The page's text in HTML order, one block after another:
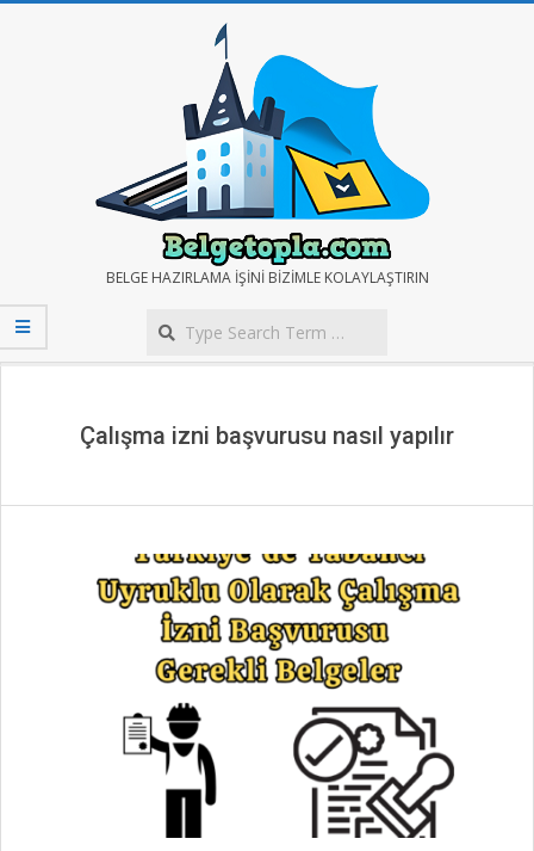
BELGE
TOPLA
BELGE HAZIRLAMA IŞINI BIZIMLE KOLAYLAŞTIRIN
Çalışma izni başvurusu nasıl yapılır